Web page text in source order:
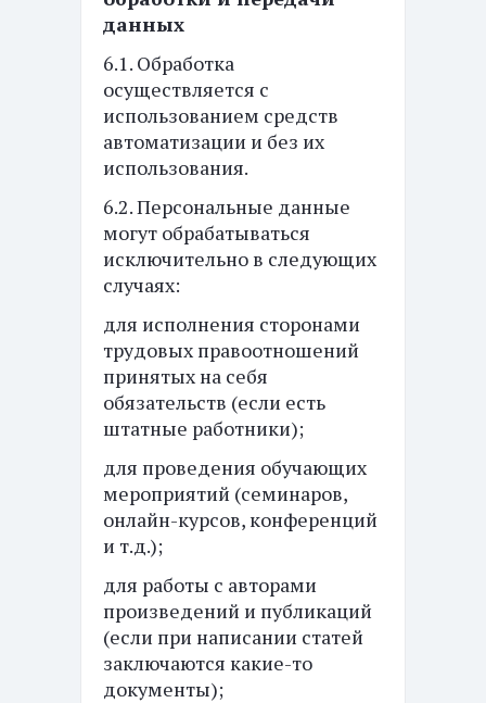
данных
6.1. Обработка
осуществляется с
использованием средств
автоматизации и без их
использования.
6.2. Персональные данные
могут обрабатываться
исключительно в следующих
случаях:
для исполнения сторонами
трудовых правоотношений
принятых на себя
обязательств (если есть
штатные работники);
для проведения обучающих
мероприятий (семинаров,
онлайн-курсов, конференций
и т.д.);
для работы с авторами
произведений и публикаций
(если при написании статей
заключаются какие-то
документы);